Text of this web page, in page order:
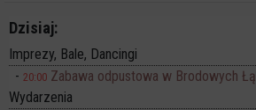
Dzisiaj:
Imprezy, Bale, Dancingi
20:00 Zabawa odpustowa w Brodowych
Wydarzenia